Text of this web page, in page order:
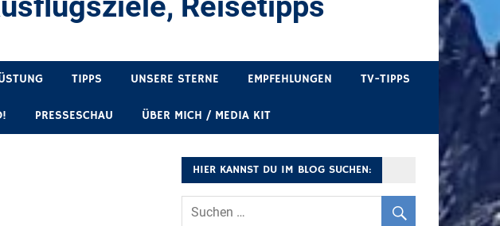
TIPPS UNSERE STERNE EMPFEHLUNGEN TV-TIPPS
PRESSESCHAU ÜBER MICH / MEDIA KIT
HIER KANNST DU IM BLOG SUCHEN: